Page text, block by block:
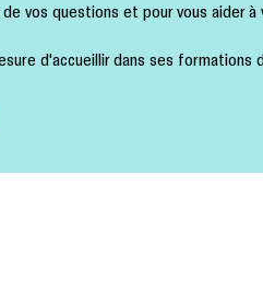
vos questions et pour vous aider
d'accueillir dans ses